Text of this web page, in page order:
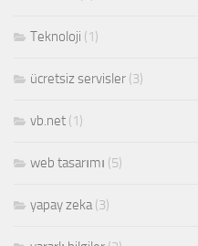
Teknoloji (1)
ücretsiz servisler (3)
vb.net (1)
web tasarımı (5)
yapay zeka(3)